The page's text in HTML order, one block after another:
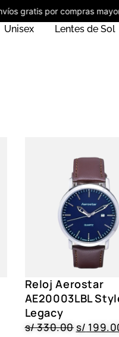
Envíos gratis por compras
Unisex Lentes de Sol
Reloj Aerostar
AE20003LBL
Legacy
s/330.00s/